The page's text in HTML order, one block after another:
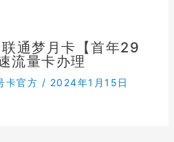
联通梦月卡【首年29
流量卡办理
卡官方 / 2024年1月15日